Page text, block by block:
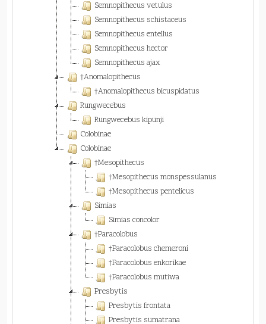
Semnopithecus vetulus
Semnopithecus schistaceus
Semnopithecus entellus
Semnopithecus hector
Semnopithecus ajax
†Anomalopithecus
†Anomalopithecus bicuspidatus
Rungwecebus
Rungwecebus kipunji
Colobinae
Colobinae
†Mesopithecus
†Mesopithecus monspessulanus
†Mesopithecus pentelicus
Simias
Simias concolor
†Paracolobus
†Paracolobus chemeroni
†Paracolobus enkorikae
†Paracolobus mutiwa
Presbytis
Presbytis frontata
Presbytis sumatrana